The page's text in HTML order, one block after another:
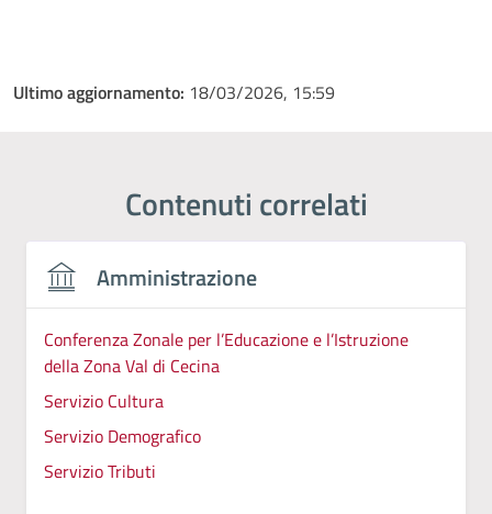
Ultimo aggiornamento: 18/03/2026, 15:59
Contenuti correlati
Amministrazione
Conferenza Zonale per l’Educazione e l’Istruzione
della Zona Val di Cecina
Servizio Cultura
Servizio Demografico
Servizio Tributi